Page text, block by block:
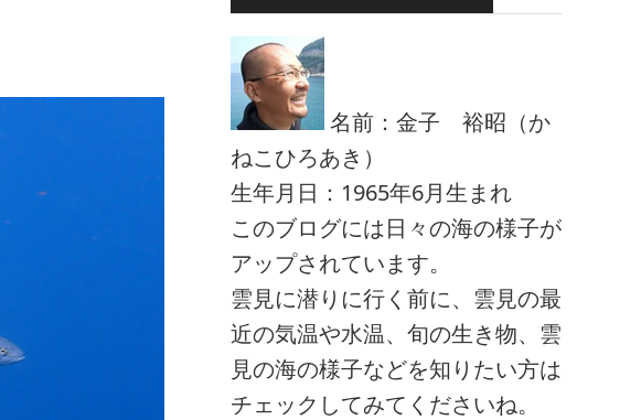
名前：金子 裕昭（か
ねこひろあき）
生年月日：1965年6月生まれ
このブログには日々の海の様子が
アップされています。
雲見に潜りに行く前に、雲見の最
近の気温や水温、旬の生き物、雲
見の海の様子などを知りたい方は
チェックしてみてくださいね。